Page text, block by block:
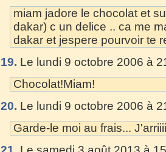
miam jadore le chocolat et
dakar) c un delice .. ca me
dakar et jespere pourvoir te
19. Le lundi 9 octobre 2006 à
Chocolat!Miam!
20. Le lundi 9 octobre 2006 à
Garde-le moi au frais...